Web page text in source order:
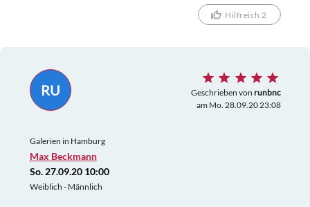
Hilfreich 2
RU Geschrieben von runbnc
am Mo. 28.09.20 23:08
Galerien in Hamburg
Max Beckmann
So. 27.09.20 10:00
Weiblich - Männlich